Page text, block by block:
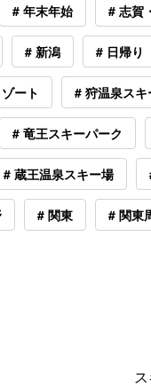
# 年末年始 # 志賀
# 新潟 # 日帰り
ート # 狩温泉スキ
# 竜王スキーパーク
# 蔵王温泉スキー場
# 関東 # 関東